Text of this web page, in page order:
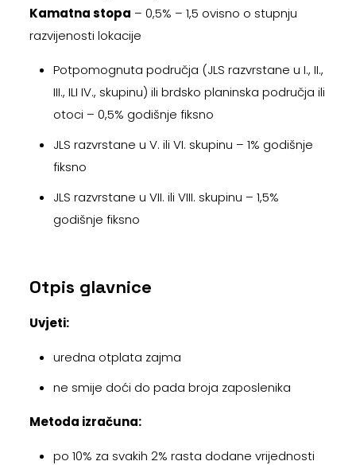
Kamatna stopa – 0,5% – 1,5 ovisno o stupnju
razvijenosti lokacije
Potpomognuta područja (JLS razvrstane u I., II.,
III., ILI IV., skupinu) ili brdsko planinska područja ili
otoci – 0,5% godišnje fiksno
JLS razvrstane u V. ili VI. skupinu – 1% godišnje
fiksno
JLS razvrstane u VII. ili VIII. skupinu – 1,5%
godišnje fiksno
Otpis glavnice
Uvjeti:
uredna otplata zajma
ne smije doći do pada broja zaposlenika
Metoda izračuna:
po 10% za svakih 2% rasta dodane vrijednosti